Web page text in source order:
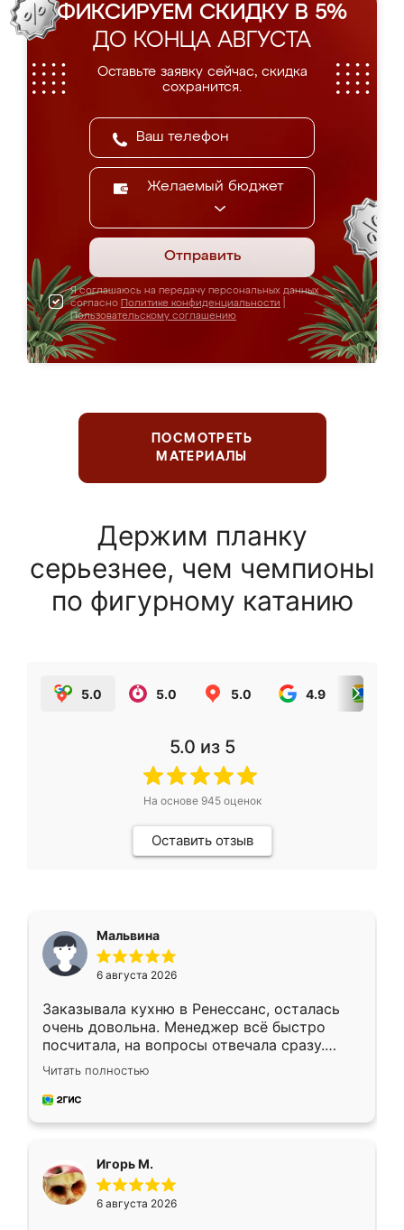
ФИКСИРУЕМ СКИДКУ В 5%
ДО КОНЦА АВГУСТА
Оставьте заявку сейчас, скидка
сохранится.
Желаемый бюджет
Отправить
Я соглашаюсь на передачу персональных данных
согласно Политике конфиденциальности
Пользовательскому соглашению
ПОСМОТРЕТЬ
МАТЕРИАЛЫ
Держим планку
серьезнее, чем чемпионы
по фигурному катанию
5.0 5.0 5.0 4.9
5.0 из 5
На основе 945оценок
Оставить отзыв
Мальвина
6 августа 2026
Заказывала кухню в Ренессанс, осталась
очень довольна. Менеджер всё быстро
посчитала, на вопросы отвечала сразу.
Замерщик приехал в субботу, подошёл к
делу со всей ответственностью. Собрали
за день, ребята работали аккуратно, даже
Читать полностью
Игорь М.
6 августа 2026